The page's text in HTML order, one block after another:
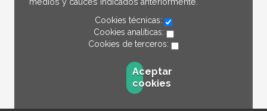
Cookies técnicas:
Cookies analíticas:
Cookies de terceros:
Aceptar
cookies